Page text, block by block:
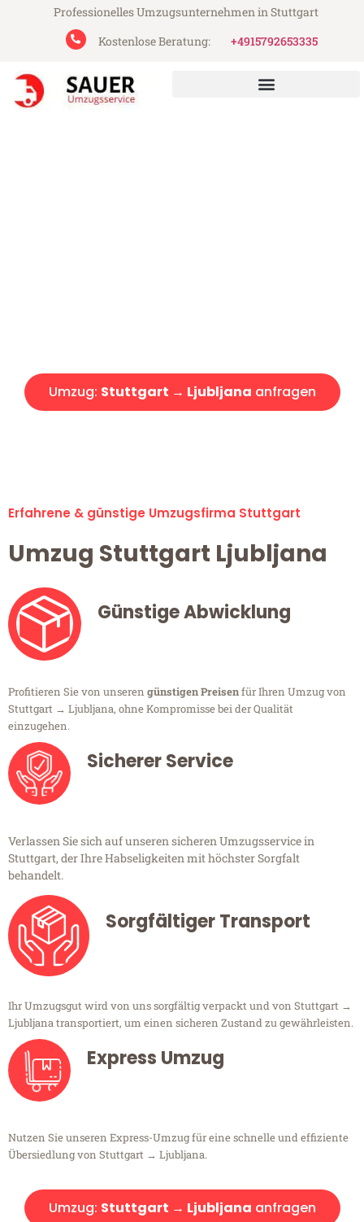
Professionelles Umzugsunternehmen in Stuttgart
Kostenlose Beratung:
+4915792653335
Umzug: Stuttgart → Ljubljana anfragen
Erfahrene & günstige Umzugsfirma Stuttgart
Umzug Stuttgart Ljubljana
Günstige Abwicklung
Profitieren Sie von unseren günstigen Preisenfür Ihren Umzug von
Stuttgart → Ljubljana, ohne Kompromisse bei der Qualität
einzugehen.
Sicherer Service
Verlassen Sie sich auf unseren sicheren Umzugsservice in
Stuttgart, der Ihre Habseligkeiten mit höchster Sorgfalt
behandelt.
Sorgfältiger Transport
Ihr Umzugsgut wird von uns sorgfältig verpackt und von Stuttgart →
Ljubljana transportiert, um einen sicheren Zustand zu gewährleisten.
Express Umzug
Nutzen Sie unseren Express-Umzug für eine schnelle und effiziente
Übersiedlung von Stuttgart → Ljubljana.
Umzug: Stuttgart → Ljubljana anfragen